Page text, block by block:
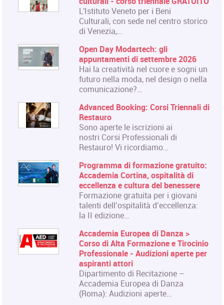
L'Istituto Veneto per i Beni
Culturali, con sede nel centro storico
di Venezia,…
Open Day Modartech: gli
appuntamenti di settembre 2026
Hai la creatività nel cuore e sogni un
futuro nella moda, nel design o nella
comunicazione?…
Advanced Booking: Corsi Triennali di
Restauro
Sono aperte le iscrizioni ai
nostri Corsi Professionali di
Restauro! Vi ricordiamo…
Programma di formazione gratuito:
Accademia Cortina, ospitalità di
eccellenza e cultura del benessere
Formazione gratuita per i giovani
talenti dell’ospitalità d’eccellenza:
la II edizione…
Accademia Europea di Danza >
Corso di Alta Formazione e Tirocinio
Professionale - Audizioni aperte per
aspiranti attori
Dipartimento di Recitazione –
Accademia Europea di Danza
(Roma): Audizioni aperte…